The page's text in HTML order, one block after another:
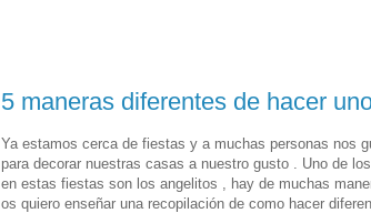
5 maneras diferentes de hacer
Ya estamos cerca de fiestas y a muchas personas nos
para decorar nuestras casas a nuestro gusto . Uno de
en estas fiestas son los angelitos , hay de muchas
os quiero enseñar una recopilación de como hacer